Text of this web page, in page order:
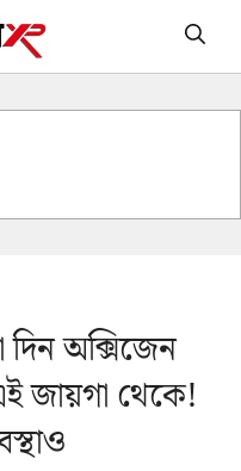
অক্সিজেন
জায়গা থেকে!